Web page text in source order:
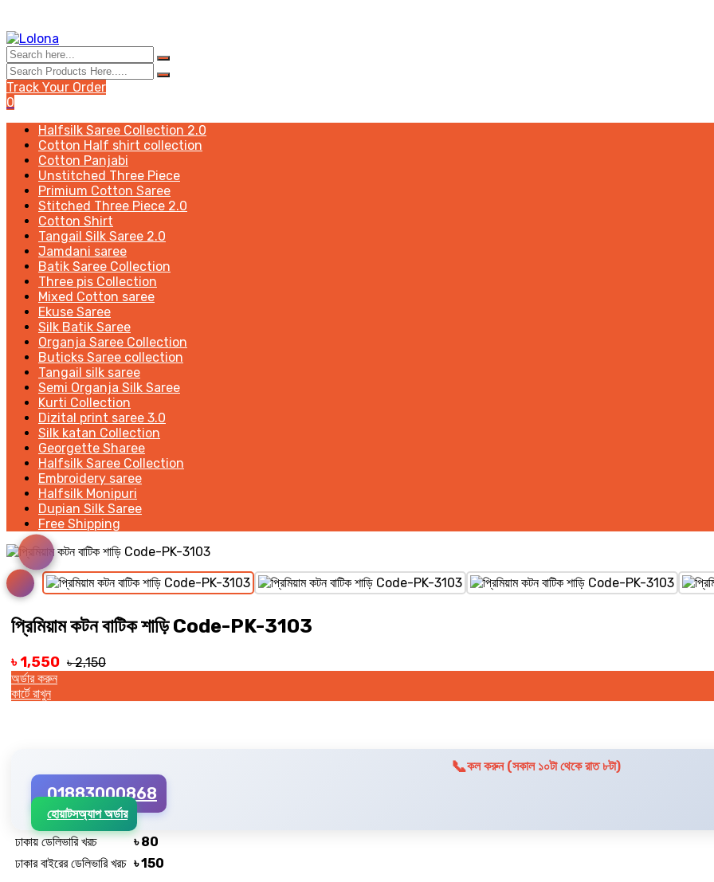
Track Your Order
0
Halfsilk Saree Collection 2.0
Cotton Half shirt collection
Cotton Panjabi
Unstitched Three Piece
Primium Cotton Saree
Stitched Three Piece 2.0
Cotton Shirt
Tangail Silk Saree 2.0
Jamdani saree
Batik Saree Collection
Three pis Collection
Mixed Cotton saree
Ekuse Saree
Silk Batik Saree
Organja Saree Collection
Buticks Saree collection
Tangail silk saree
Semi Organja Silk Saree
Kurti Collection
Dizital print saree 3.0
Silk katan Collection
Georgette Sharee
Halfsilk Saree Collection
Embroidery saree
Halfsilk Monipuri
Dupian Silk Saree
Free Shipping
প্রিমিয়াম কটন বাটিক শাড়ি Code-PK-3103
৳ 1,550 ৳ 2,150
অর্ডার করুন
কার্টে রাখুন
📞কল করুন (সকাল ১০টা থেকে রাত ৮টা)
01883000868
হোয়াটসঅ্যাপ অর্ডার
ঢাকায় ডেলিভারি খরচ
৳ 80
ঢাকার বাইরের ডেলিভারি খরচ ৳ 150